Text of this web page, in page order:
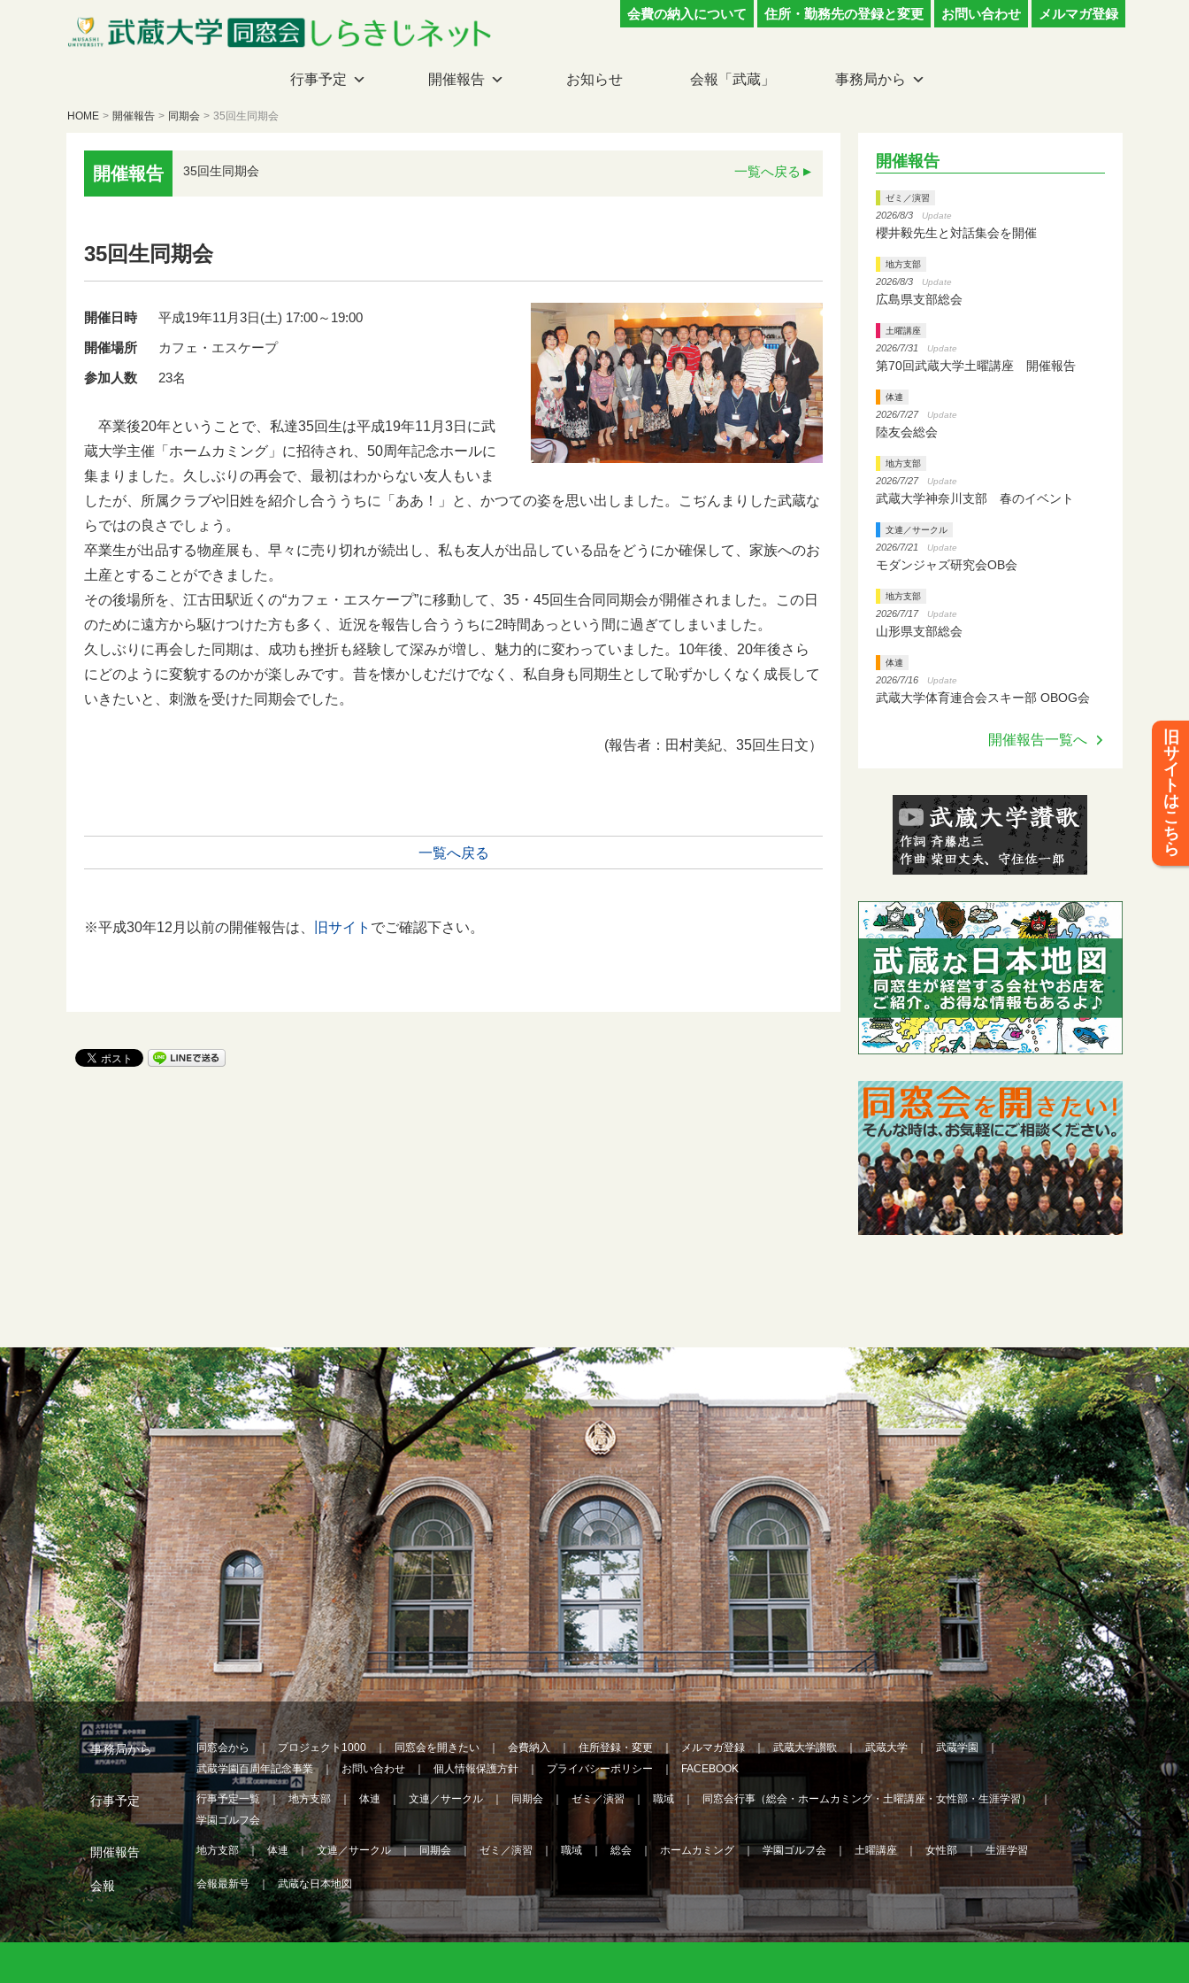
会費の納入について 住所・勤務先の登録と変更 お問い合わせ メルマガ登録
行事予定 開催報告 お知らせ 会報「武蔵」 事務局から
HOME > 開催報告 > 同期会 > 35回生同期会
開催報告 35回生同期会 一覧へ戻る
35回生同期会
開催日時
平成19年11月3日(土) 17:00～19:00
開催場所
カフェ・エスケープ
参加人数
23名
卒業後20年ということで、私達35回生は平成19年11月3日に武
蔵大学主催「ホームカミング」に招待され、50周年記念ホールに
集まりました。久しぶりの再会で、最初はわからない友人もいま
したが、所属クラブや旧姓を紹介し合ううちに「ああ！」と、かつての姿を思い出しました。こぢんまりした武蔵な
らではの良さでしょう。
卒業生が出品する物産展も、早々に売り切れが続出し、私も友人が出品している品をどうにか確保して、家族へのお
土産とすることができました。
その後場所を、江古田駅近くの“カフェ・エスケープ”に移動して、35・45回生合同同期会が開催されました。この日
のために遠方から駆けつけた方も多く、近況を報告し合ううちに2時間あっという間に過ぎてしまいました。
久しぶりに再会した同期は、成功も挫折も経験して深みが増し、魅力的に変わっていました。10年後、20年後さら
にどのように変貌するのかが楽しみです。昔を懐かしむだけでなく、私自身も同期生として恥ずかしくなく成長して
いきたいと、刺激を受けた同期会でした。
(報告者：田村美紀、35回生日文）
一覧へ戻る
※平成30年12月以前の開催報告は、 旧サイト でご確認下さい。
開催報告
ゼミ／演習
2026/8/3 Update
櫻井毅先生と対話集会を開催
地方支部
2026/8/3 Update
広島県支部総会
土曜講座
2026/7/31 Update
第70回武蔵大学土曜講座 開催報告
体連
2026/7/27 Update
陸友会総会
地方支部
2026/7/27 Update
武蔵大学神奈川支部 春のイベント
文連／サークル
2026/7/21 Update
モダンジャズ研究会OB会
地方支部
2026/7/17 Update
山形県支部総会
体連
2026/7/16 Update
武蔵大学体育連合会スキー部 OBOG会
開催報告一覧へ
事務局から 同窓会から プロジェクト1000 同窓会を開きたい 会費納入 住所登録・変更 メルマガ登録 武蔵大学讃歌 武蔵大学
武蔵学園
武蔵学園百周年記念事業
お問い合わせ 個人情報保護方針 プライバシーポリシー FACEBOOK
行事予定 行事予定一覧 地方支部 体連 文連／サークル 同期会 ゼミ／演習 職域
同窓会行事（総会・ホームカミング・土曜講座・女性部・生涯学習）
学園ゴルフ会
開催報告 地方支部 体連 文連／サークル 同期会 ゼミ／演習 職域 総会 ホームカミング 学園ゴルフ会 土曜講座 女性部 生涯学習
会報 会報最新号 武蔵な日本地図
旧
サ
イ
ト
は
こ
ち
ら